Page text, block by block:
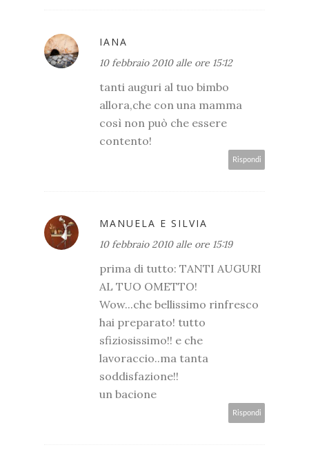
IANA
10 febbraio 2010 alle ore 15:12
tanti auguri al tuo bimbo
allora,che con una mamma
così non può che essere
contento!
Rispondi
MANUELA E SILVIA
10 febbraio 2010 alle ore 15:19
prima di tutto: TANTI AUGURI
AL TUO OMETTO!
Wow...che bellissimo rinfresco
hai preparato! tutto
sfiziosissimo!! e che
lavoraccio..ma tanta
soddisfazione!!
un bacione
Rispondi